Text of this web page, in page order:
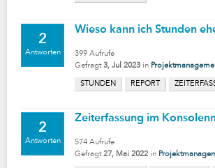
2
Antworten
Wieso kann ich Stunden
399 Aufrufe
Gefragt 3, Jul 2023 in
STUNDEN REPORT
2
Antworten
Zeiterfassung im
574 Aufrufe
Gefragt 27, Mai 2022 in